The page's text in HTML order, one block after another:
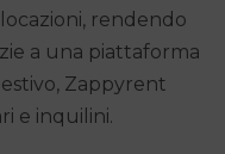
rendendo
a una piattaforma
Zappyrent
e inquilini.